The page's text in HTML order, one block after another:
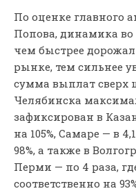
По оценке главного
Попова, динамика во
чем быстрее
рынке, тем сильнее
сумма выплат сверх
Челябинска
зафиксирован в
на 105%, Самаре — в
98%, а также в
Перми — по 4 раза,
соответственно на